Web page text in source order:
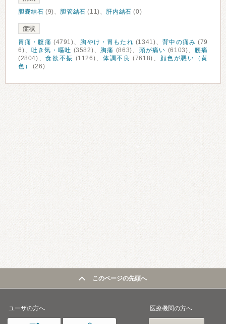
胆嚢結石 (9)、 胆管結石 (11)、 肝内結石 (0)
症状
胃痛・腹痛 (4791)、 胸やけ・胃もたれ (1341)、背中の痛み (79
6)、吐き気・嘔吐 (3582)、 胸痛 (863)、 頭が痛い (6103)、
腰痛
(2804)、食欲不振 (1126)、 体調不良 (7618)、
顔色が悪い（黄
色）
(26)
このページの先頭へ
ユーザの方へ 医療機関の方へ